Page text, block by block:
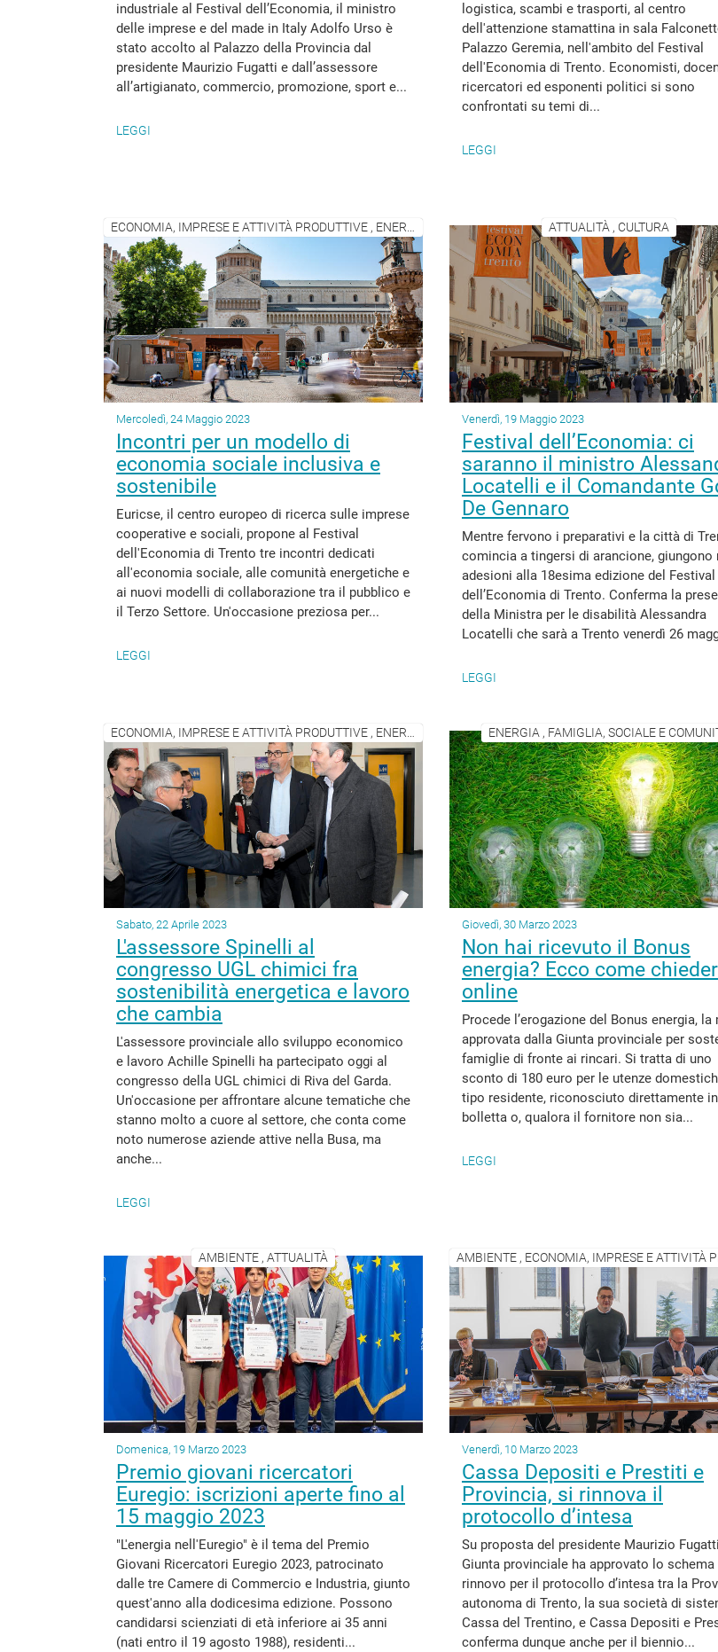
industriale al Festival dell’Economia, il ministro
delle imprese e del made in Italy Adolfo Urso è
stato accolto al Palazzo della Provincia dal
presidente Maurizio Fugatti e dall’assessore
all’artigianato, commercio, promozione, sport e...
LEGGI
logistica, scambi e trasporti, al centro
dell'attenzione stamattina in sala
Palazzo Geremia, nell'ambito del Festival
dell'Economia di Trento. Economisti,
ricercatori ed esponenti politici si sono
confrontati su temi di...
LEGGI
Mercoledì, 24 Maggio 2023
Incontri per un modello di
economia sociale inclusiva e
sostenibile
Euricse, il centro europeo di ricerca sulle imprese
cooperative e sociali, propone al Festival
dell'Economia di Trento tre incontri dedicati
all'economia sociale, alle comunità energetiche e
ai nuovi modelli di collaborazione tra il pubblico e
il Terzo Settore. Un'occasione preziosa per...
LEGGI
ATTUALITÀ , CULTURA
Venerdì, 19 Maggio 2023
Festival dell’Economia: ci
saranno il ministro
Locatelli e il Comandante
De Gennaro
Mentre fervono i preparativi e la città di
comincia a tingersi di arancione, giungono
adesioni alla 18esima edizione del Festival
dell’Economia di Trento. Conferma la
della Ministra per le disabilità Alessandra
Locatelli che sarà a Trento venerdì 26
LEGGI
Sabato, 22 Aprile 2023
L'assessore Spinelli al
congresso UGL chimici fra
sostenibilità energetica e lavoro
che cambia
L'assessore provinciale allo sviluppo economico
e lavoro Achille Spinelli ha partecipato oggi al
congresso della UGL chimici di Riva del Garda.
Un'occasione per affrontare alcune tematiche che
stanno molto a cuore al settore, che conta come
noto numerose aziende attive nella Busa, ma
anche...
LEGGI
ENERGIA , FAMIGLIA, SOCIALE E
Giovedì, 30 Marzo 2023
Non hai ricevuto il Bonus
energia? Ecco come
online
Procede l’erogazione del Bonus energia, la
approvata dalla Giunta provinciale per
famiglie di fronte ai rincari. Si tratta di uno
sconto di 180 euro per le utenze
tipo residente, riconosciuto direttamente in
bolletta o, qualora il fornitore non sia...
LEGGI
AMBIENTE , ATTUALITÀ
Domenica, 19 Marzo 2023
Premio giovani ricercatori
Euregio: iscrizioni aperte fino al
15 maggio 2023
"L'energia nell'Euregio" è il tema del Premio
Giovani Ricercatori Euregio 2023, patrocinato
dalle tre Camere di Commercio e Industria, giunto
quest'anno alla dodicesima edizione. Possono
candidarsi scienziati di età inferiore ai 35 anni
(nati entro il 19 agosto 1988), residenti...
Venerdì, 10 Marzo 2023
Cassa Depositi e Prestiti e
Provincia, si rinnova il
protocollo d’intesa
Su proposta del presidente Maurizio
Giunta provinciale ha approvato lo schema
rinnovo per il protocollo d’intesa tra la
autonoma di Trento, la sua società di
Cassa del Trentino, e Cassa Depositi e
conferma dunque anche per il biennio...